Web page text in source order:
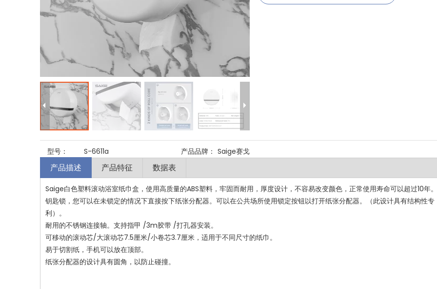
型号： S-6611a 产品品牌： Saige赛戈
产品描述 产品特征 数据表
Saige白色塑料滚动浴室纸巾盒，使用高质量的ABS塑料，牢固而耐用，厚度设计，不容易改变颜色，正常使用寿命可以超过10年。
钥匙锁，您可以在未锁定的情况下直接按下纸张分配器。可以在公共场所使用锁定按钮以打开纸张分配器。（此设计具有结构性专
利）。
耐用的不锈钢连接轴。支持指甲 /3m胶带 /打孔器安装。
可移动的滚动芯/大滚动芯7.5厘米/小卷芯3.7厘米，适用于不同尺寸的纸巾。
易于切割纸，手机可以放在顶部。
纸张分配器的设计具有圆角，以防止碰撞。